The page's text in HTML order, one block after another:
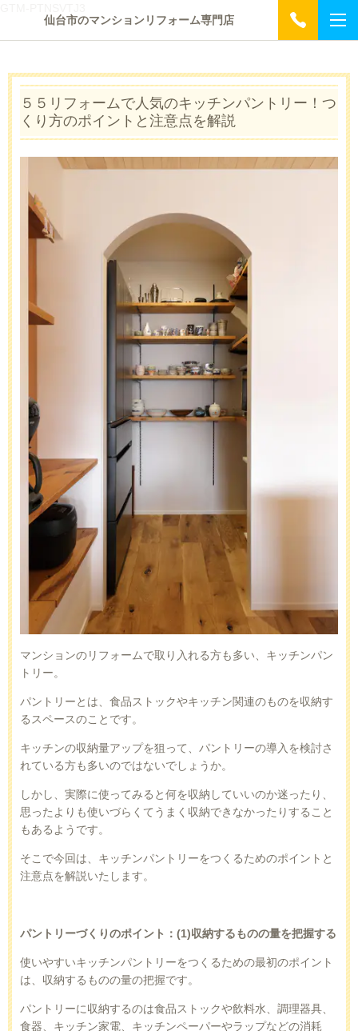
仙台市のマンションリフォーム専門店
５５リフォームで人気のキッチンパントリー！つ
くり方のポイントと注意点を解説
マンションのリフォームで取り入れる方も多い、キッチンパン
トリー。
パントリーとは、食品ストックやキッチン関連のものを収納す
るスペースのことです。
キッチンの収納量アップを狙って、パントリーの導入を検討さ
れている方も多いのではないでしょうか。
しかし、実際に使ってみると何を収納していいのか迷ったり、
思ったよりも使いづらくてうまく収納できなかったりすること
もあるようです。
そこで今回は、キッチンパントリーをつくるためのポイントと
注意点を解説いたします。
パントリーづくりのポイント： (1)収納するものの量を把握する
使いやすいキッチンパントリーをつくるための最初のポイント
は、収納するものの量の把握です。
パントリーに収納するのは食品ストックや飲料水、調理器具、
食器、キッチン家電、キッチンペーパーやラップなどの消耗